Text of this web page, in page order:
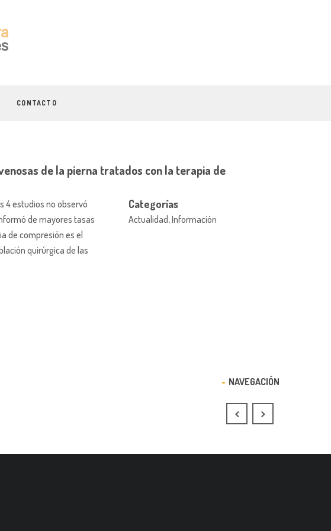
CONTACTO
de la pierna tratados con la terapia de
4 estudios no observó
de mayores tasas
de compresión es el
quirúrgica de las
Categorías
Actualidad, Información
NAVEGACIÓN